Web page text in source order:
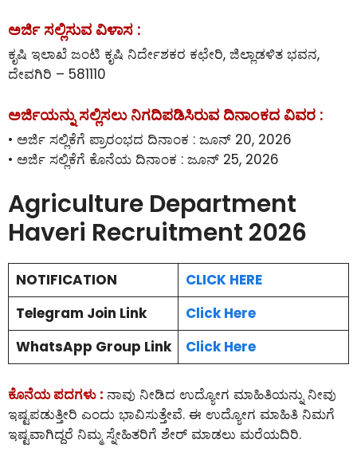
ಅರ್ಜಿ ಸಲ್ಲಿಸುವ ವಿಳಾಸ :
ಕೃಷಿ ಇಲಾಖೆ ಜಂಟಿ ಕೃಷಿ ನಿರ್ದೇಶಕರ ಕಛೇರಿ, ಜಿಲ್ಲಾಡಳಿತ ಭವನ,
ದೇವಗಿರಿ – 581110
ಅರ್ಜಿಯನ್ನು ಸಲ್ಲಿಸಲು ನಿಗದಿಪಡಿಸಿರುವ ದಿನಾಂಕದ ವಿವರ :
• ಅರ್ಜಿ ಸಲ್ಲಿಕೆಗೆ ಪ್ರಾರಂಭದ ದಿನಾಂಕ : ಜೂನ್ 20, 2026
• ಅರ್ಜಿ ಸಲ್ಲಿಕೆಗೆ ಕೊನೆಯ ದಿನಾಂಕ : ಜೂನ್ 25, 2026
Agriculture Department
Haveri Recruitment 2026
NOTIFICATION
CLICK HERE
Telegram Join Link
Click Here
WhatsApp Group Link
Click Here
ಕೊನೆಯ ಪದಗಳು : ನಾವು ನೀಡಿದ ಉದ್ಯೋಗ ಮಾಹಿತಿಯನ್ನು ನೀವು
ಇಷ್ಟಪಡುತ್ತೀರಿ ಎಂದು ಭಾವಿಸುತ್ತೇವೆ. ಈ ಉದ್ಯೋಗ ಮಾಹಿತಿ ನಿಮಗೆ
ಇಷ್ಟವಾಗಿದ್ದರೆ ನಿಮ್ಮ ಸ್ನೇಹಿತರಿಗೆ ಶೇರ್ ಮಾಡಲು ಮರೆಯದಿರಿ.